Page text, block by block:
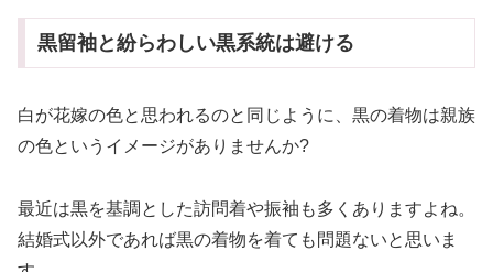
黒留袖と紛らわしい黒系統は避ける
白が花嫁の色と思われるのと同じように、黒の着物は親族
の色というイメージがありませんか?
最近は黒を基調とした訪問着や振袖も多くありますよね。
結婚式以外であれば黒の着物を着ても問題ないと思いま